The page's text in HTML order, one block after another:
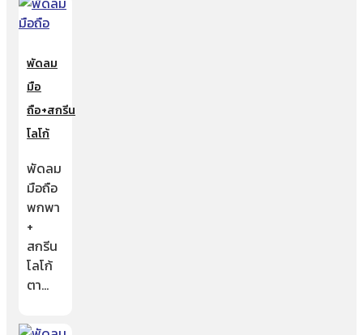
พัดลม
มือ
ถือ+สกรีน
โลโก้
พัดลม
มือถือ
พกพา
+
สกรีน
โลโก้
ตา…